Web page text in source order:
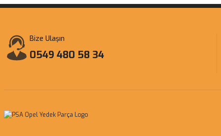
Bize Ulaşın
0549 480 58 34